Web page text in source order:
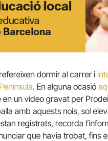
dormir al carrer i
. En alguna ocasió
un vídeo gravat per
amb aquests nois, sol
registrats, recorda
que havia trobat, fins